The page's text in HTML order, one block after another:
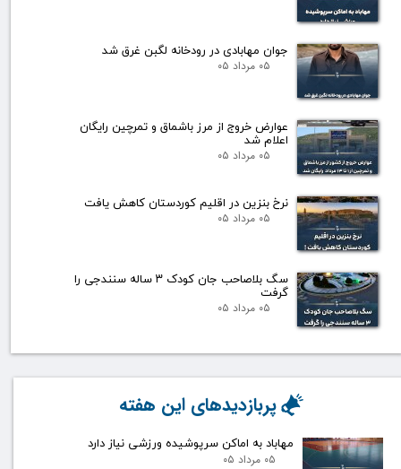
جوان مهابادی در رودخانه لگبن غرق شد
۰۵ مرداد ۰۵
عوارض خروج از مرز باشماق و تمرچین رایگان
اعلام شد
۰۵ مرداد ۰۵
نرخ بنزین در اقلیم کوردستان کاهش یافت
۰۵ مرداد ۰۵
سگ بلاصاحب جان کودک ۳ ساله سنندجی را
گرفت
۰۵ مرداد ۰۵
مهاباد به اماکن سرپوشیده ورزشی نیاز دارد
۰۵ مرداد ۰۵
پربازدیدهای این هفته